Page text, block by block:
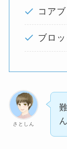
コア
ブロ
さとしん